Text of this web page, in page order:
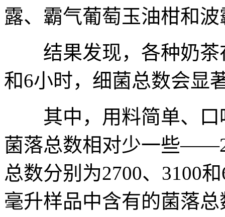
露、霸气葡萄玉油柑和
结果发现，各种奶茶
和6小时，细菌总数会显
其中，用料简单、口
菌落总数相对少一些
总数分别为2700、3100
毫升样品中含有的菌落总